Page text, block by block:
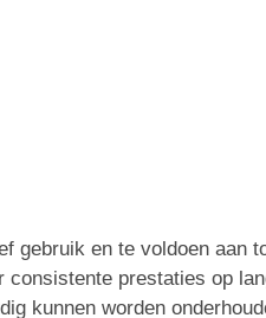
gebruik en te voldoen aan
prestaties op
kunnen worden